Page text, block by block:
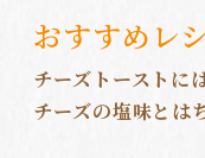
おすすめレ
チーズトーストに
チーズの塩味とは